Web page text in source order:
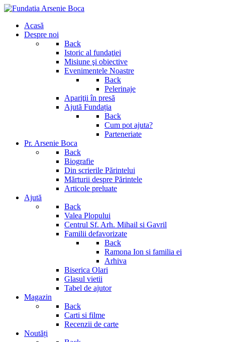
Acasă
Despre noi
Back
Istoric al fundaţiei
Misiune şi obiective
Evenimentele Noastre
Back
Pelerinaje
Apariţii în presă
Ajută Fundația
Back
Cum pot ajuta?
Parteneriate
Pr. Arsenie Boca
Back
Biografie
Din scrierile Părintelui
Mărturii despre Părintele
Articole preluate
Ajută
Back
Valea Plopului
Centrul Sf. Arh. Mihail si Gavril
Familii defavorizate
Back
Ramona Ion si familia ei
Arhiva
Biserica Olari
Glasul vietii
Tabel de ajutor
Magazin
Back
Carti si filme
Recenzii de carte
Noutăți